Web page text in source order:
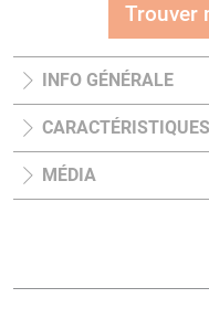
Trouver
INFO GÉNÉRALE
CARACTÉRISTIQUES
MÉDIA